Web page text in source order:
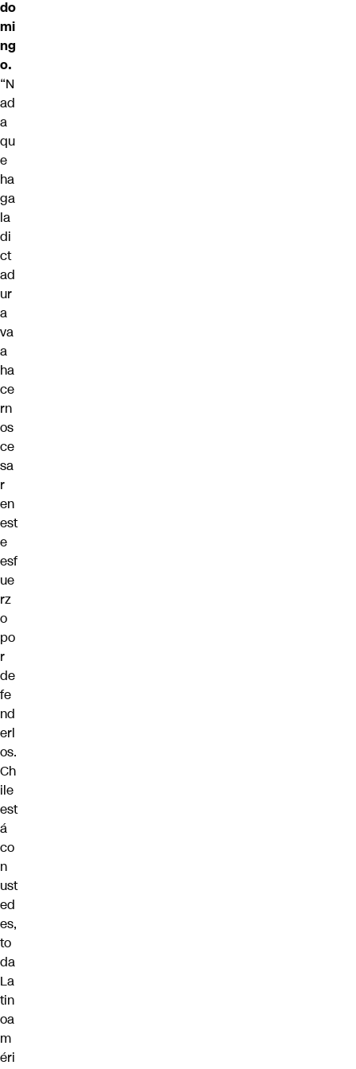
do
mi
ng
o.
“N
ad
a
qu
e
ha
ga
la
di
ct
ad
ur
a
va
a
ha
ce
rn
os
ce
sa
r
en
est
e
esf
ue
rz
o
po
r
de
fe
nd
erl
os.
Ch
ile
est
á
co
n
ust
ed
es,
to
da
La
tin
oa
m
éri